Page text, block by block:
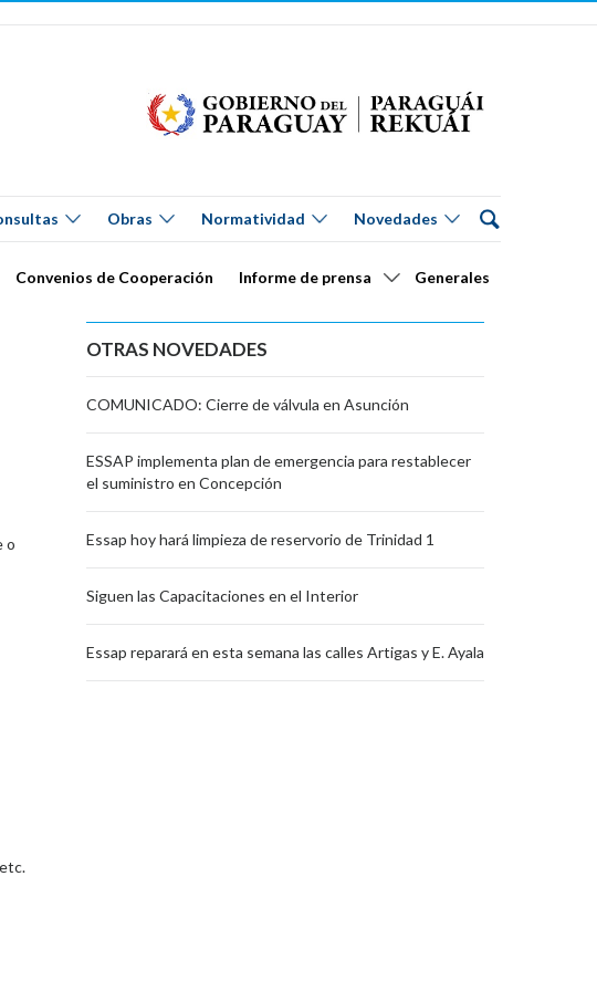
Obras Normatividad Novedades
Convenios de Cooperación Informe de prensa Generales
o
OTRAS NOVEDADES
COMUNICADO: Cierre de válvula en Asunción
ESSAP implementa plan de emergencia para restablecer
el suministro en Concepción
Essap hoy hará limpieza de reservorio de Trinidad 1
Siguen las Capacitaciones en el Interior
Essap reparará en esta semana las calles Artigas y E. Ayala